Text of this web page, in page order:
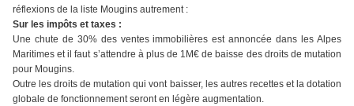
réflexions de la liste Mougins autrement :
Sur les impôts et taxes :
Une chute de 30% des ventes immobilières est annoncée dans les Alpes
Maritimes et il faut s’attendre à plus de 1M€ de baisse des droits de mutation
pour Mougins.
Outre les droits de mutation qui vont baisser, les autres recettes et la dotation
globale de fonctionnement seront en légère augmentation.